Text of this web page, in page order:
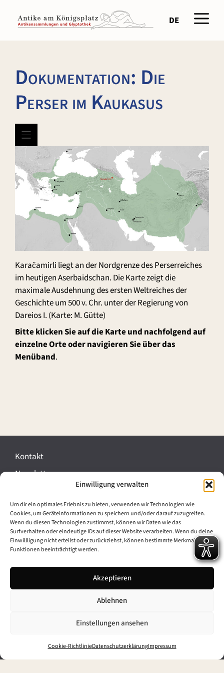
Einwilligung verwalten
Um dir ein optimales Erlebnis zu bieten, verwenden wir Technologien wie
Cookies, um Geräteinformationen zu speichern und/oder darauf zuzugreifen.
Wenn du diesen Technologien zustimmst, können wir Daten wie das
Surfverhalten oder eindeutige IDs auf dieser Website verarbeiten. Wenn du deine
Einwillligung nicht erteilst oder zurückziehst, können bestimmte Merkmale und
Funktionen beeinträchtigt werden.
Akzeptieren
Ablehnen
Einstellungen ansehen
Cookie-RichtlinieDatenschutzerklärungImpressum
Inhalt
springen
DE
Dokumentation: Die
Perser im Kaukasus
Karačamirli liegt an der Nordgrenze des Perserreiches
im heutigen Aserbaidschan. Die Karte zeigt die
maximale Ausdehnung des ersten Weltreiches der
Geschichte um 500 v. Chr. unter der Regierung von
Dareios I. (Karte: M. Gütte)
Bitte klicken Sie auf die Karte und nachfolgend auf
einzelne Orte oder navigieren Sie über das
Menüband.
Kontakt
Newsletter
Impressum
Datenschutz
Cookie-Richtlinie (EU)
Facebook
Instagram